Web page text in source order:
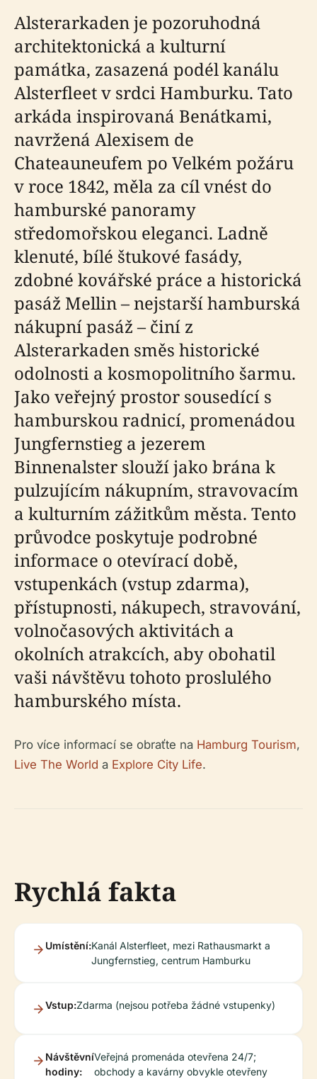
Alsterarkaden je pozoruhodná
architektonická a kulturní
památka, zasazená podél kanálu
Alsterfleet v srdci Hamburku. Tato
arkáda inspirovaná Benátkami,
navržená Alexisem de
Chateauneufem po Velkém požáru
v roce 1842, měla za cíl vnést do
hamburské panoramy
středomořskou eleganci. Ladně
klenuté, bílé štukové fasády,
zdobné kovářské práce a historická
pasáž Mellin – nejstarší hamburská
nákupní pasáž – činí z
Alsterarkaden směs historické
odolnosti a kosmopolitního šarmu.
Jako veřejný prostor sousedící s
hamburskou radnicí, promenádou
Jungfernstieg a jezerem
Binnenalster slouží jako brána k
pulzujícím nákupním, stravovacím
a kulturním zážitkům města. Tento
průvodce poskytuje podrobné
informace o otevírací době,
vstupenkách (vstup zdarma),
přístupnosti, nákupech, stravování,
volnočasových aktivitách a
okolních atrakcích, aby obohatil
vaši návštěvu tohoto proslulého
hamburského místa.
Pro více informací se obraťte na Hamburg Tourism,
Live The World a Explore City Life.
Rychlá fakta
Umístění:Kanál Alsterfleet, mezi Rathausmarkt a
Jungfernstieg, centrum Hamburku
Vstup:Zdarma (nejsou potřeba žádné vstupenky)
Návštěvní
hodiny:
Veřejná promenáda otevřena 24/7;
obchody a kavárny obvykle otevřeny